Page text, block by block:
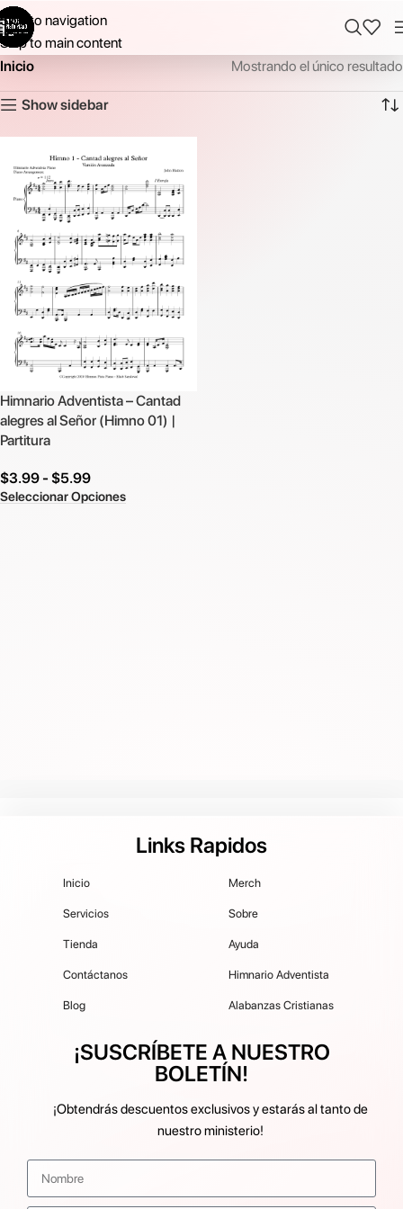
Skip to navigation
Skip to main content
Inicio
Mostrando el único resultado
Show sidebar
Himnario Adventista – Cantad
alegres al Señor (Himno 01) |
Partitura
$3.99 - $5.99
Seleccionar Opciones
Links Rapidos
Inicio
Servicios
Tienda
Contáctanos
Blog
Merch
Sobre
Ayuda
Himnario Adventista
Alabanzas Cristianas
¡SUSCRÍBETE A NUESTRO
BOLETÍN!
¡Obtendrás descuentos exclusivos y estarás al tanto de
nuestro ministerio!